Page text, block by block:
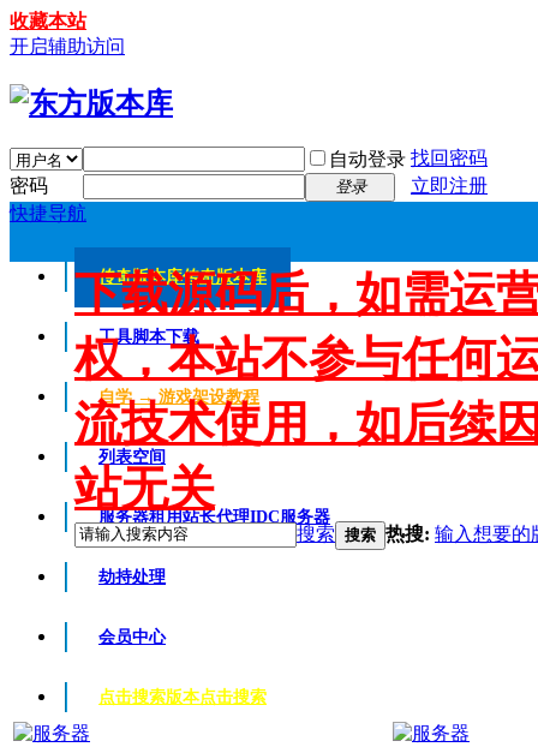
收藏本站
开启辅助访问
自动登录 找回密码
密码
登录
立即注册
快捷导航
传奇版本库传奇版本库
工具脚本下载
自学 → 游戏架设教程
列表空间
服务器租用站长代理IDC服务器
劫持处理
会员中心
点击搜索版本点击搜索
下载源码后，如需运
权，本站不参与任何
流技术使用，如后续
站无关
搜索 搜索 热搜: 输入想要的